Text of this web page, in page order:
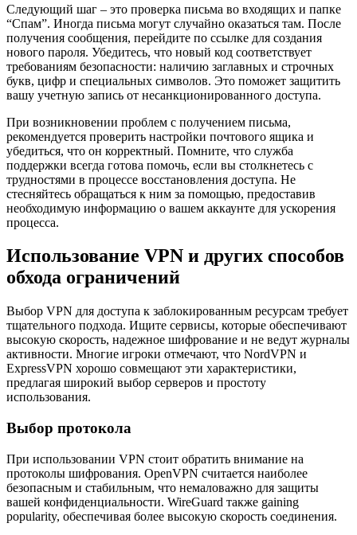
Следующий шаг – это проверка письма во входящих и папке
“Спам”. Иногда письма могут случайно оказаться там. После
получения сообщения, перейдите по ссылке для создания
нового пароля. Убедитесь, что новый код соответствует
требованиям безопасности: наличию заглавных и строчных
букв, цифр и специальных символов. Это поможет защитить
вашу учетную запись от несанкционированного доступа.
При возникновении проблем с получением письма,
рекомендуется проверить настройки почтового ящика и
убедиться, что он корректный. Помните, что служба
поддержки всегда готова помочь, если вы столкнетесь с
трудностями в процессе восстановления доступа. Не
стесняйтесь обращаться к ним за помощью, предоставив
необходимую информацию о вашем аккаунте для ускорения
процесса.
Использование VPN и других способов
обхода ограничений
Выбор VPN для доступа к заблокированным ресурсам требует
тщательного подхода. Ищите сервисы, которые обеспечивают
высокую скорость, надежное шифрование и не ведут журналы
активности. Многие игроки отмечают, что NordVPN и
ExpressVPN хорошо совмещают эти характеристики,
предлагая широкий выбор серверов и простоту
использования.
Выбор протокола
При использовании VPN стоит обратить внимание на
протоколы шифрования. OpenVPN считается наиболее
безопасным и стабильным, что немаловажно для защиты
вашей конфиденциальности. WireGuard также gaining
popularity, обеспечивая более высокую скорость соединения.